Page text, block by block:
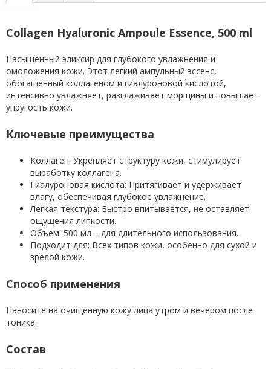
Collagen Hyaluronic Ampoule Essence, 500 ml
Насыщенный эликсир для глубокого увлажнения и
омоложения кожи. Этот легкий ампульный эссенс,
обогащенный коллагеном и гиалуроновой кислотой,
интенсивно увлажняет, разглаживает морщины и повышает
упругость кожи.
Ключевые преимущества
Коллаген: Укрепляет структуру кожи, стимулирует
выработку коллагена.
Гиалуроновая кислота: Притягивает и удерживает
влагу, обеспечивая глубокое увлажнение.
Легкая текстура: Быстро впитывается, не оставляет
ощущения липкости.
Объем: 500 мл – для длительного использования.
Подходит для: Всех типов кожи, особенно для сухой и
зрелой кожи.
Способ применения
Наносите на очищенную кожу лица утром и вечером после
тоника.
Состав